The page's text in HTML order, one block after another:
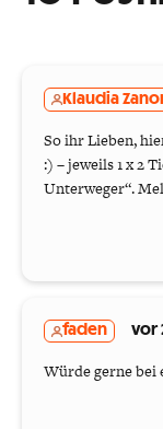
Klaudia
So ihr Lieben,
:) – jeweils 1 x 2
Unterweger“.
faden vor
Würde gerne bei